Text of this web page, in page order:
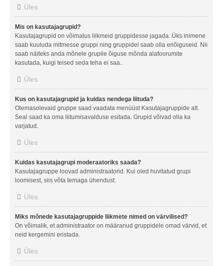
Üles
Mis on kasutajagrupid?
Kasutajagrupid on võimalus liikmeid gruppidesse jagada. Üks inimene
saab kuuluda mitmesse gruppi ning gruppidel saab olla eriõiguseid. Nii
saab näiteks anda mõnele grupile õiguse mõnda alafoorumite
kasutada, kuigi teised seda teha ei saa..
Üles
Kus on kasutajagrupid ja kuidas nendega liituda?
Olemasolevaid gruppe saad vaadata menüüst Kasutajagruppide alt.
Seal saad ka oma liitumisavalduse esitada. Grupid võivad olla ka
varjatud.
Üles
Kuidas kasutajagrupi moderaatoriks saada?
Kasutajagruppe loovad administraatorid. Kui oled huvitatud grupi
loomisest, siis võta temaga ühendust.
Üles
Miks mõnede kasutajagruppide liikmete nimed on värvilised?
On võimalik, et administraator on määranud gruppidele omad värvid, et
neid kergemini eristada.
Üles